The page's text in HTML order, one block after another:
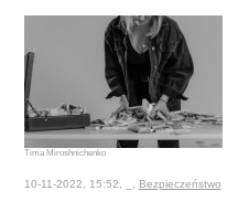
Tima Miroshnichenko
10-11-2022, 15:52, _, Bezpieczeństwo